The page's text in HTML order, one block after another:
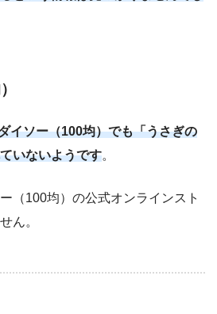
イソー（100均）でも「うさぎの
いないようです。
（100均）の公式オンラインスト
ん。